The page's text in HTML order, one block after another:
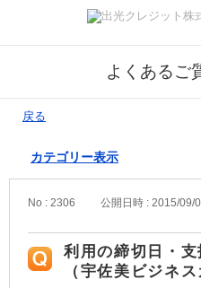
よくあるご
戻る
カテゴリー表示
No : 2306 公開日時 : 2015/09/
利用の締切日・
（宇佐美ビジネス